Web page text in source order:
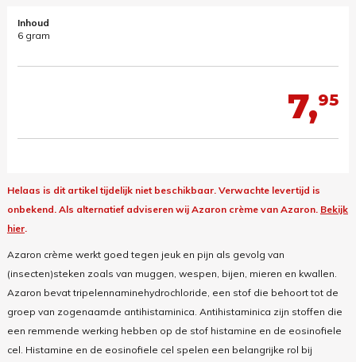
Inhoud
6 gram
7,95
Helaas is dit artikel tijdelijk niet beschikbaar. Verwachte levertijd is
onbekend. Als alternatief adviseren wij Azaron crème van Azaron. Bekijk
hier.
Azaron crème werkt goed tegen jeuk en pijn als gevolg van
(insecten)steken zoals van muggen, wespen, bijen, mieren en kwallen.
Azaron bevat tripelennaminehydrochloride, een stof die behoort tot de
groep van zogenaamde antihistaminica. Antihistaminica zijn stoffen die
een remmende werking hebben op de stof histamine en de eosinofiele
cel. Histamine en de eosinofiele cel spelen een belangrijke rol bij